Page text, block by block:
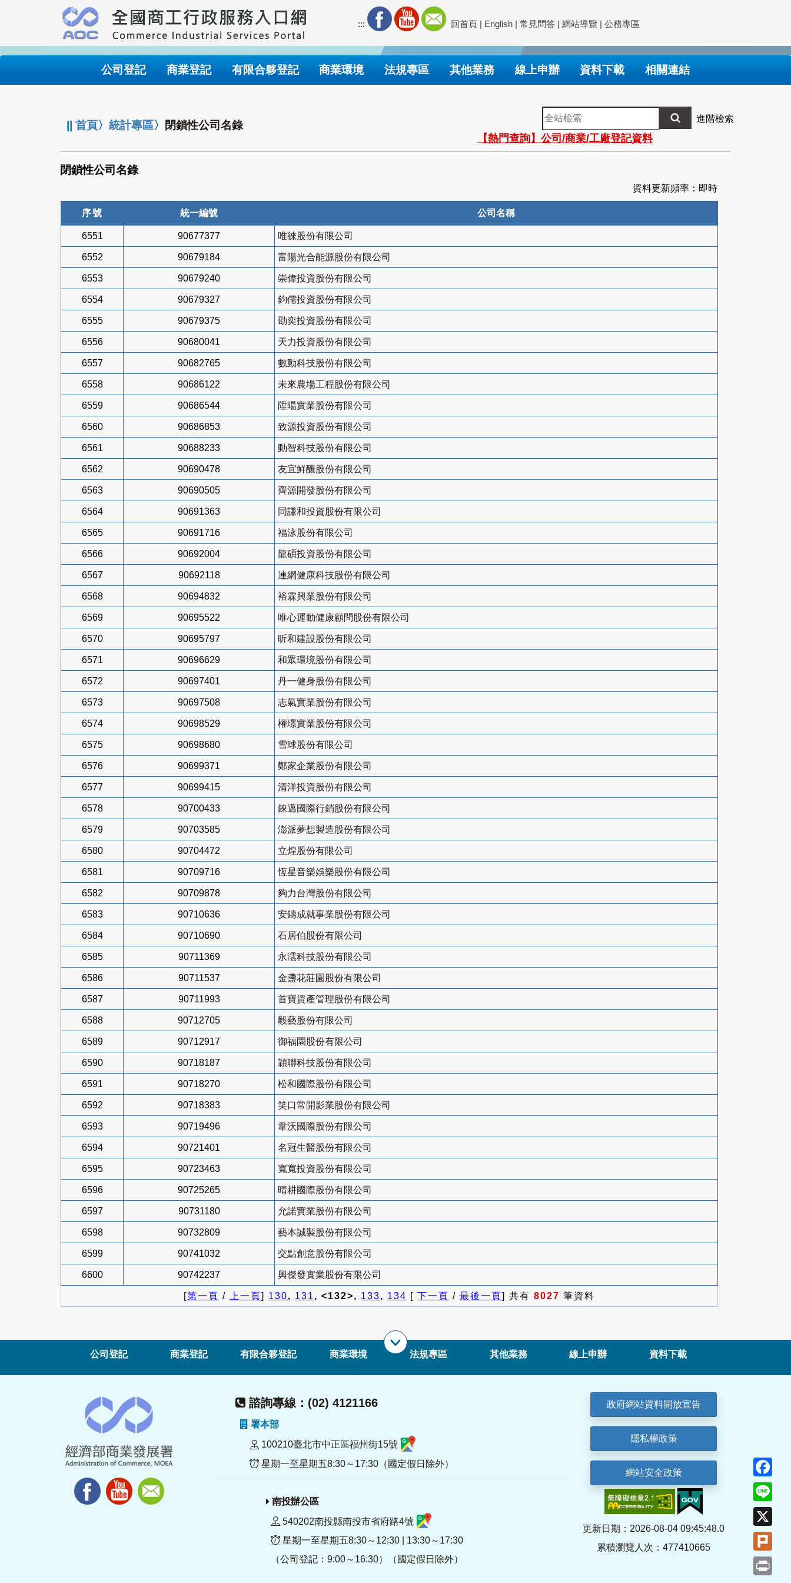
要
內
::: 回首頁 | English | 常見問答 | 網站導覽 | 公務專區
公司登記 商業登記 有限合夥登記 商業環境 法規專區 其他業務 線上申辦 資料下載 相關連結
||首頁〉統計專區〉 閉鎖性公司名錄
全
站
檢
索
進階檢索
【熱門查詢】公司/商業/工廠登記資料
閉鎖性公司名錄
資料更新頻率：即時
序號 統一編號 公司名稱
6551 90677377 唯徠股份有限公司
6552 90679184 富陽光合能源股份有限公司
6553 90679240 崇偉投資股份有限公司
6554 90679327 鈞儒投資股份有限公司
6555 90679375 劭奕投資股份有限公司
6556 90680041 天力投資股份有限公司
6557 90682765 數動科技股份有限公司
6558 90686122 未來農場工程股份有限公司
6559 90686544 陞暘實業股份有限公司
6560 90686853 致源投資股份有限公司
6561 90688233 動智科技股份有限公司
6562 90690478 友宜鮮釀股份有限公司
6563 90690505 齊源開發股份有限公司
6564 90691363 同謙和投資股份有限公司
6565 90691716 福泳股份有限公司
6566 90692004 龍碩投資股份有限公司
6567 90692118 連網健康科技股份有限公司
6568 90694832 裕霖興業股份有限公司
6569 90695522 唯心運動健康顧問股份有限公司
6570 90695797 昕和建設股份有限公司
6571 90696629 和眾環境股份有限公司
6572 90697401 丹一健身股份有限公司
6573 90697508 志氣實業股份有限公司
6574 90698529 權璟實業股份有限公司
6575 90698680 雪球股份有限公司
6576 90699371 鄭家企業股份有限公司
6577 90699415 清洋投資股份有限公司
6578 90700433 錸邁國際行銷股份有限公司
6579 90703585 澎派夢想製造股份有限公司
6580 90704472 立煌股份有限公司
6581 90709716 恆星音樂娛樂股份有限公司
6582 90709878 夠力台灣股份有限公司
6583 90710636 安鑄成就事業股份有限公司
6584 90710690 石居伯股份有限公司
6585 90711369 永澐科技股份有限公司
6586 90711537 金盞花莊園股份有限公司
6587 90711993 首寶資產管理股份有限公司
6588 90712705 毅藝股份有限公司
6589 90712917 御福園股份有限公司
6590 90718187 穎聯科技股份有限公司
6591 90718270 松和國際股份有限公司
6592 90718383 笑口常開影業股份有限公司
6593 90719496 韋沃國際股份有限公司
6594 90721401 名冠生醫股份有限公司
6595 90723463 寬寬投資股份有限公司
6596 90725265 晴耕國際股份有限公司
6597 90731180 允諾實業股份有限公司
6598 90732809 藝本誠製股份有限公司
6599 90741032 交點創意股份有限公司
6600 90742237 興傑發實業股份有限公司
[第一頁 / 上一頁] 130, 131, <132>, 133, 134 [ 下一頁 / 最後一頁] 共有 8027 筆資料
公司登記 商業登記 有限合夥登記 商業環境 法規專區 其他業務 線上申辦 資料下載
諮詢專線：(02) 4121166
署本部
100210臺北市中正區福州街15號
星期一至星期五8:30～17:30（國定假日除外）
南投辦公區
540202南投縣南投市省府路4號
星期一至星期五8:30～12:30 | 13:30～17:30
（公司登記：9:00～16:30）（國定假日除外）
政府網站資料開放宣告
隱私權政策
網站安全政策
更新日期：2026-08-04 09:45:48.0
累積瀏覽人次：477410665